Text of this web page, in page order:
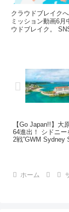
クラウドブレイク
ミッション動画6
ウドブレイク。
【Go Japan!!】大
64進出！ シドニ
2戦”GWM Sydney
ホーム